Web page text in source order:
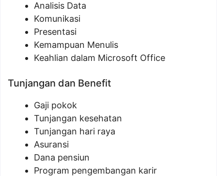
Analisis Data
Komunikasi
Presentasi
Kemampuan Menulis
Keahlian dalam Microsoft Office
Tunjangan dan Benefit
Gaji pokok
Tunjangan kesehatan
Tunjangan hari raya
Asuransi
Dana pensiun
Program pengembangan karir